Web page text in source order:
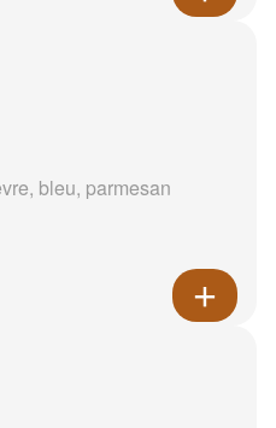
bleu, parmesan